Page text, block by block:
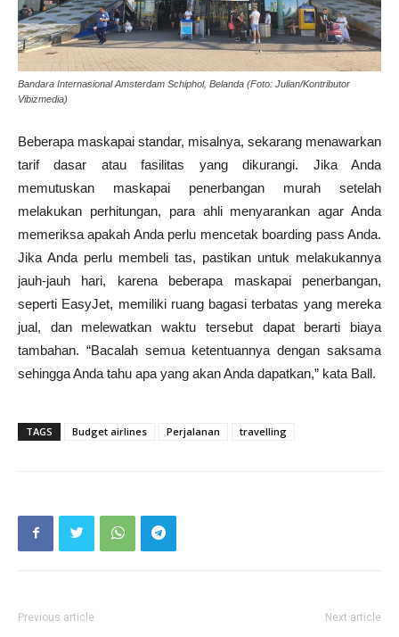
Bandara Internasional Amsterdam Schiphol, Belanda (Foto: Julian/Kontributor
Vibizmedia)
Beberapa maskapai standar, misalnya, sekarang menawarkan
tarif dasar atau fasilitas yang dikurangi. Jika Anda
memutuskan maskapai penerbangan murah setelah
melakukan perhitungan, para ahli menyarankan agar Anda
memeriksa apakah Anda perlu mencetak boarding pass Anda.
Jika Anda perlu membeli tas, pastikan untuk melakukannya
jauh-jauh hari, karena beberapa maskapai penerbangan,
seperti EasyJet, memiliki ruang bagasi terbatas yang mereka
jual, dan melewatkan waktu tersebut dapat berarti biaya
tambahan. “Bacalah semua ketentuannya dengan saksama
sehingga Anda tahu apa yang akan Anda dapatkan,” kata Ball.
TAGS Budget airlines Perjalanan travelling
Previous article Next article